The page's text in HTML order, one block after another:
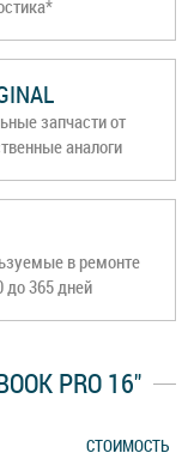
запчасти от
аналоги
в ремонте
365 дней
PRO 16"
СТОИМОСТЬ